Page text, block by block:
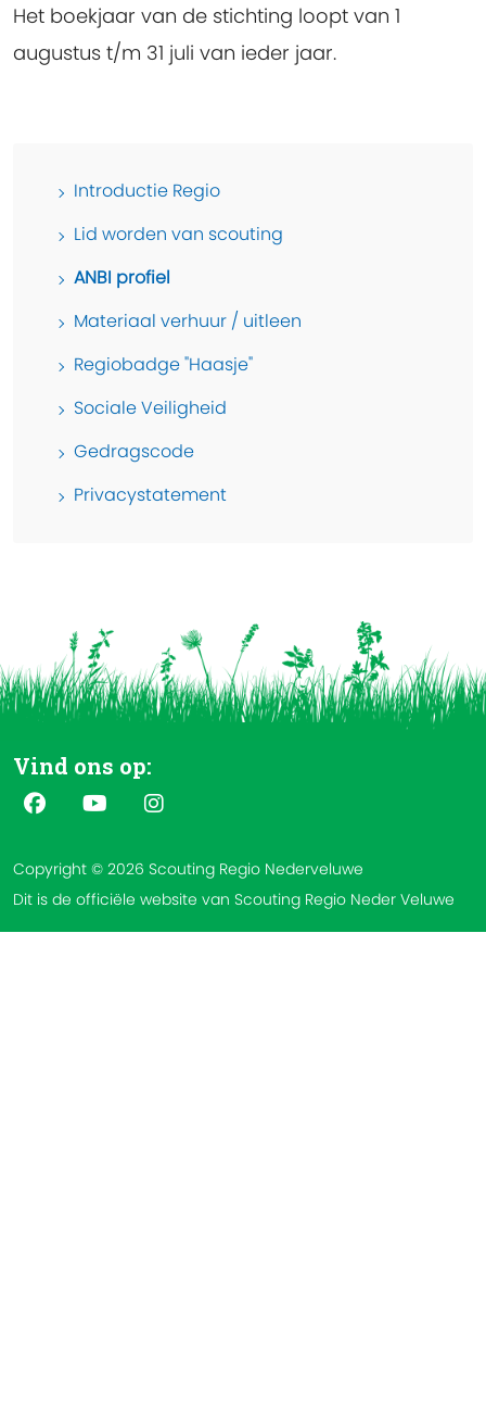
Het boekjaar van de stichting loopt van 1
augustus t/m 31 juli van ieder jaar.
Introductie Regio
Lid worden van scouting
ANBI profiel
Materiaal verhuur / uitleen
Regiobadge "Haasje"
Sociale Veiligheid
Gedragscode
Privacystatement
Vind ons op:
Copyright © 2026 Scouting Regio Nederveluwe
Dit is de officiële website van Scouting Regio Neder Veluwe